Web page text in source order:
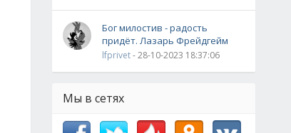
Бог милостив - радость
придёт. Лазарь Фрейдгейм
lfprivet- 28-10-2023 18:37:06
Мы в сетях